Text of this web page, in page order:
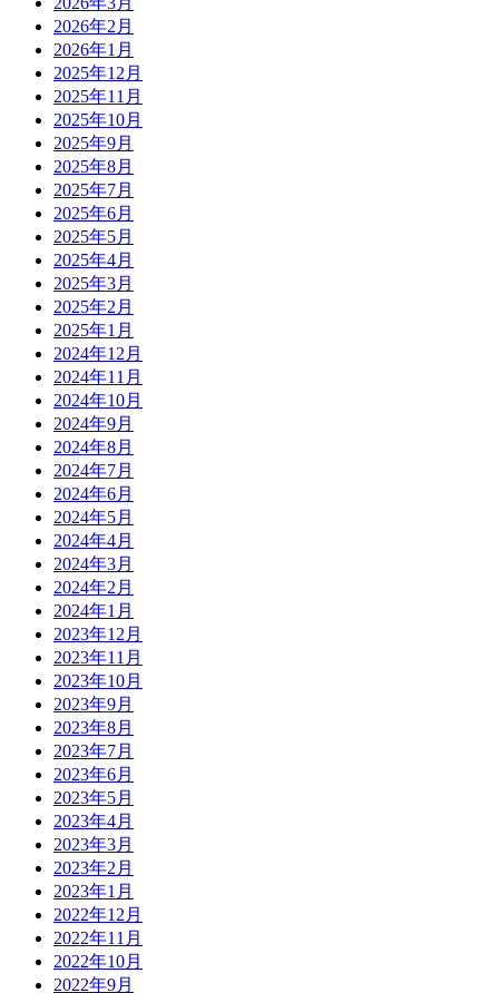
2026年2月
2026年1月
2025年12月
2025年11月
2025年10月
2025年9月
2025年8月
2025年7月
2025年6月
2025年5月
2025年4月
2025年3月
2025年2月
2025年1月
2024年12月
2024年11月
2024年10月
2024年9月
2024年8月
2024年7月
2024年6月
2024年5月
2024年4月
2024年3月
2024年2月
2024年1月
2023年12月
2023年11月
2023年10月
2023年9月
2023年8月
2023年7月
2023年6月
2023年5月
2023年4月
2023年3月
2023年2月
2023年1月
2022年12月
2022年11月
2022年10月
2022年9月